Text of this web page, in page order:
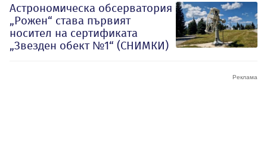
Астрономическа обсерватория
„Рожен“ става първият
носител на сертификата
„Звезден обект №1“ (СНИМКИ)